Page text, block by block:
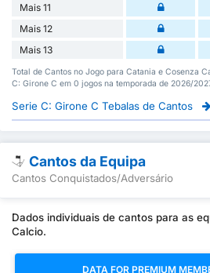
Mais 11
Mais 12
Mais 13
Total de Cantos no Jogo para Catania e Cosenza
C: Girone C em 0 jogos na temporada de 2026/
Serie C: Girone C Tebalas de Cantos
Cantos da Equipa
Cantos Conquistados/Adversário
Dados individuais de cantos para as
Calcio.
DATA FOR PREMIUM